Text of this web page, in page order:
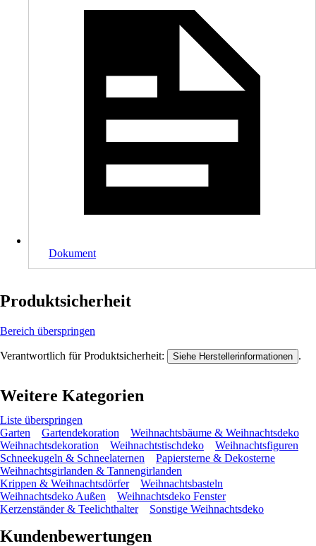
Dokument
Produktsicherheit
Bereich überspringen
Verantwortlich für Produktsicherheit: Siehe Herstellerinformationen .
Weitere Kategorien
Liste überspringen
Garten
Gartendekoration
Weihnachtsbäume & Weihnachtsdeko
Weihnachtsdekoration
Weihnachtstischdeko
Weihnachtsfiguren
Schneekugeln & Schneelaternen
Papiersterne & Dekosterne
Weihnachtsgirlanden & Tannengirlanden
Krippen & Weihnachtsdörfer
Weihnachtsbasteln
Weihnachtsdeko Außen
Weihnachtsdeko Fenster
Kerzenständer & Teelichthalter
Sonstige Weihnachtsdeko
Kundenbewertungen